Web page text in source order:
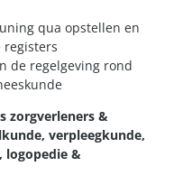
qua opstellen en
registers
de regelgeving rond
zorgverleners &
verpleegkunde,
logopedie &